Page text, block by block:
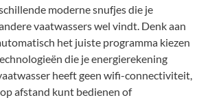
moderne snufjes die je
vaatwassers wel vindt. Denk aan
het juiste programma kiezen
die je energierekening
heeft geen wifi-connectiviteit,
afstand kunt bedienen of